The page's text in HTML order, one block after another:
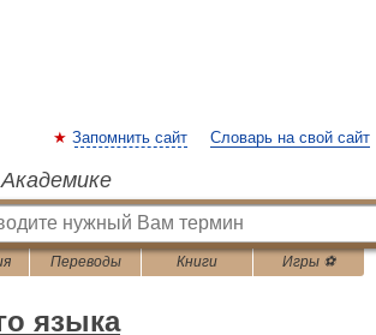
Запомнить сайт Словарь на свой сайт
Переводы Книги Игры ⚽
языка